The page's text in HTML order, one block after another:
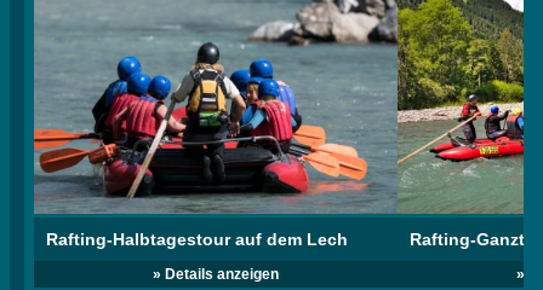
Rafting-Halbtagestour auf dem Lech
» Details anzeigen
Rafting-
»